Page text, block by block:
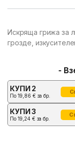
Искряща грижа за
грозде,
-
КУПИ 2
По 19,86 € за бр.
КУПИ 3
По 19,24 € за бр.